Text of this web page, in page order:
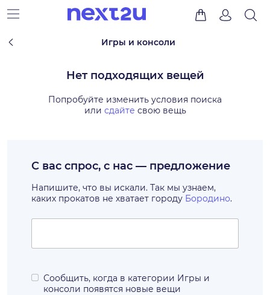
Игры и консоли
Нет подходящих вещей
Попробуйте изменить условия поиска
или сдайте свою вещь
С вас спрос, с нас — предложение
Напишите, что вы искали. Так мы узнаем,
каких прокатов не хватает городу Бородино.
Сообщить, когда в категории Игры и
консоли появятся новые вещи